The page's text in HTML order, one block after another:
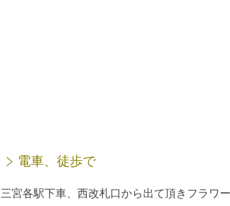
電車、徒歩で
三宮各駅下車、西改札口から出て頂きフラワ